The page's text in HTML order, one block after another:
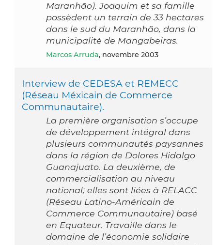
Maranhão). Joaquim et sa famille
possèdent un terrain de 33 hectares
dans le sud du Maranhão, dans la
municipalité de Mangabeiras.
Marcos Arruda, novembre 2003
Interview de CEDESA et REMECC
(Réseau Méxicain de Commerce
Communautaire).
La première organisation s’occupe
de développement intégral dans
plusieurs communautés paysannes
dans la région de Dolores Hidalgo
Guanajuato. La deuxième, de
commercialisation au niveau
national; elles sont liées à RELACC
(Réseau Latino-Américain de
Commerce Communautaire) basé
en Equateur. Travaille dans le
domaine de l’économie solidaire